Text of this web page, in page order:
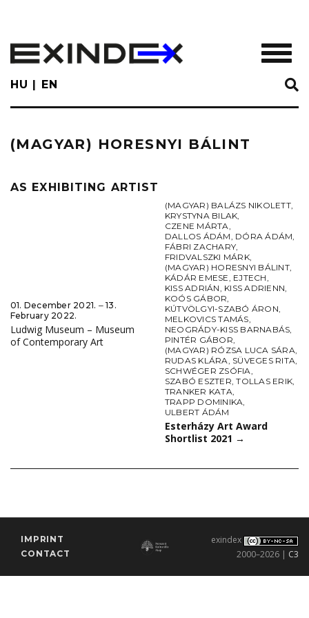
main
content
HU EN
(MAGYAR) HORESNYI BÁLINT
AS EXHIBITING ARTIST
01. December 2021. ‒ 13.
February 2022.
Ludwig Museum – Museum
of Contemporary Art
(MAGYAR) BALÁZS NIKOLETT,
KRYSTYNA BILAK,
CZENE MÁRTA,
DALLOS ÁDÁM, DÓRA ÁDÁM,
FÁBRI ZACHARY,
FRIDVALSZKI MÁRK,
(MAGYAR) HORESNYI BÁLINT,
KÁDÁR EMESE, EJTECH,
KISS ADRIÁN, KISS ADRIENN,
KOÓS GÁBOR,
KÚTVÖLGYI-SZABÓ ÁRON,
MELKOVICS TAMÁS,
NEOGRÁDY-KISS BARNABÁS,
PINTÉR GÁBOR,
(MAGYAR) RÓZSA LUCA SÁRA,
RUDAS KLÁRA, SÜVEGES RITA,
SCHWÉGER ZSÓFIA,
SZABÓ ESZTER,TOLLAS ERIK,
TRANKER KATA,
TRAPP DOMINIKA,
ULBERT ÁDÁM
Esterházy Art Award
Shortlist 2021 →
IMPRINT
CONTACT
exindex
2000–2026 | C3